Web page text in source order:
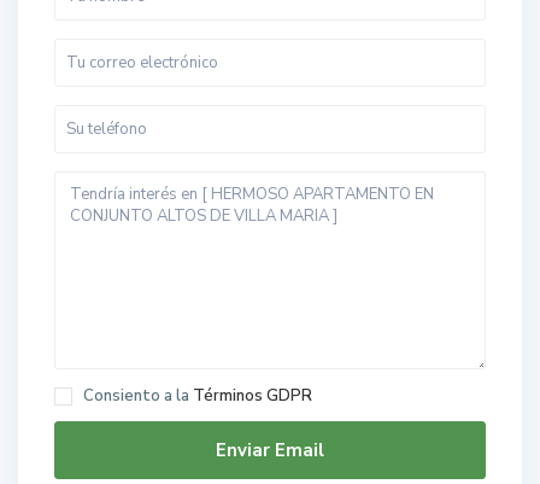
Consiento a la Términos GDPR